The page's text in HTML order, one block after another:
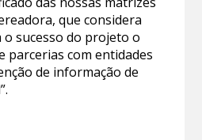
que considera
sucesso do projeto o
parcerias com entidades
de informação de